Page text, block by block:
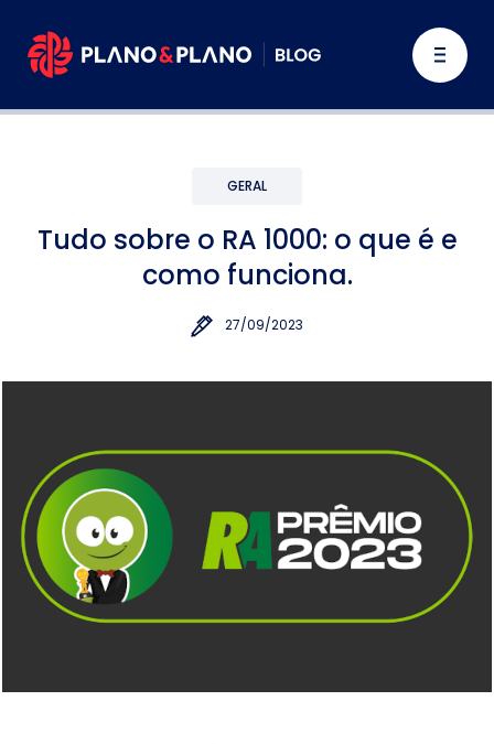
GERAL
Tudo sobre o RA 1000: o que é e
como funciona.
27/09/2023